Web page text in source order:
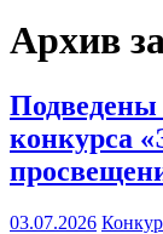
Архив
Подведены
конкурса
03.07.2026